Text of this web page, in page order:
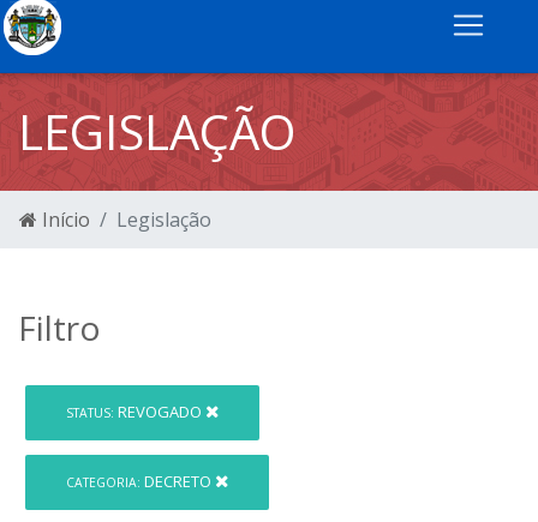
LEGISLAÇÃO
Início Legislação
Filtro
STATUS: REVOGADO
CATEGORIA: DECRETO